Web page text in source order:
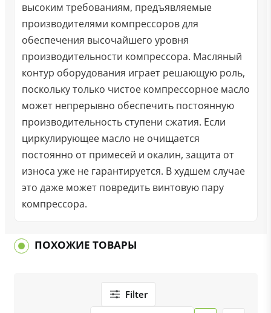
высоким требованиям, предъявляемые
производителями компрессоров для
обеспечения высочайшего уровня
производительности компрессора. Масляный
контур оборудования играет решающую роль,
поскольку только чистое компрессорное масло
может непрерывно обеспечить постоянную
производительность ступени сжатия. Если
циркулирующее масло не очищается
постоянно от примесей и окалин, защита от
износа уже не гарантируется. В худшем случае
это даже может повредить винтовую пару
компрессора.
ПОХОЖИЕ ТОВАРЫ
Filter